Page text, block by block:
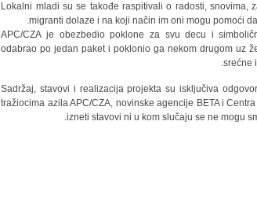
Lokalni mladi su se takođe raspitivali o radosti, snovima,
migranti dolaze i na koji način im oni mogu pomoći
APC/CZA je obezbedio poklone za svu decu i
odabrao po jedan paket i poklonio ga nekom drugom uz
srećne
Sadržaj, stavovi i realizacija projekta su isključiva
tražiocima azila APC/CZA, novinske agencije BETA i
izneti stavovi ni u kom slučaju se ne mogu